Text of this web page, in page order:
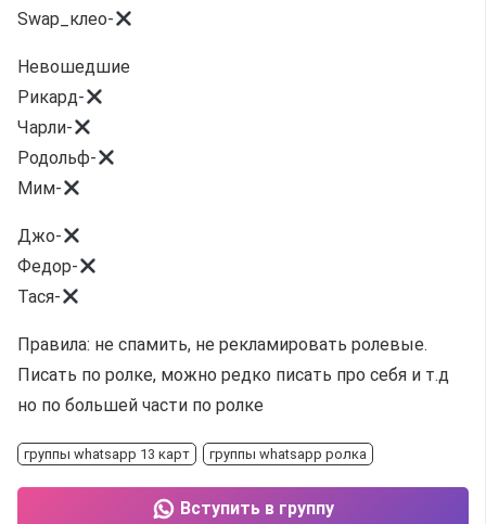
Swap_клео-
Невошедшие
Рикард-
Чарли-
Родольф-
Мим-
Джо-
Федор-
Тася-
Правила: не спамить, не рекламировать ролевые.
Писать по ролке, можно редко писать про себя и т.д
но по большей части по ролке
группы whatsapp 13 карт группы whatsapp ролка
Вступить в группу